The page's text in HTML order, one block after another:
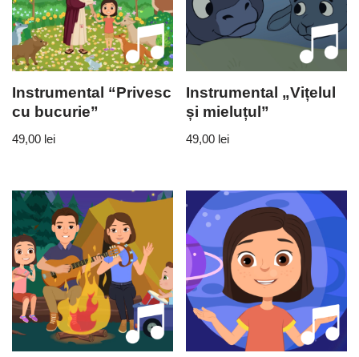
Instrumental “Privesc
cu bucurie”
49,00 lei
Instrumental „Vițelul
și mieluțul”
49,00 lei